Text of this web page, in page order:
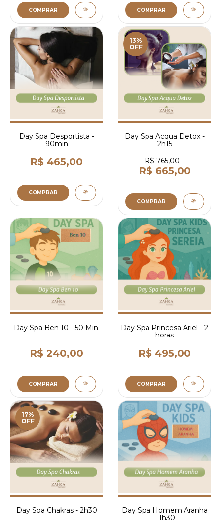
COMPRAR COMPRAR
Day Spa Desportista -
90min
R$ 465,00
COMPRAR
13%
OFF
Day Spa Acqua Detox -
2h15
R$ 765,00
R$ 665,00
COMPRAR
Day Spa Ben 10 - 50 Min.
R$ 240,00
COMPRAR
Day Spa Princesa Ariel - 2
horas
R$ 495,00
COMPRAR
17%
OFF
Day Spa Chakras - 2h30
Day Spa Homem Aranha
- 1h30